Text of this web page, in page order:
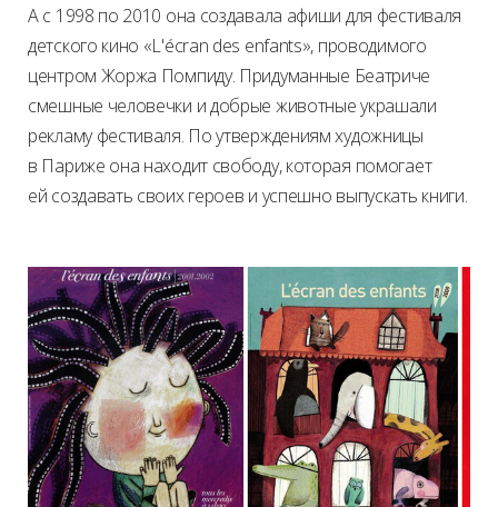
А с 1998 по 2010 она создавала афиши для фестиваля
детского кино «L'écran des enfants», проводимого
центром Жоржа Помпиду. Придуманные Беатриче
смешные человечки и добрые животные украшали
рекламу фестиваля. По утверждениям художницы
в Париже она находит свободу, которая помогает
ей создавать своих героев и успешно выпускать книги.